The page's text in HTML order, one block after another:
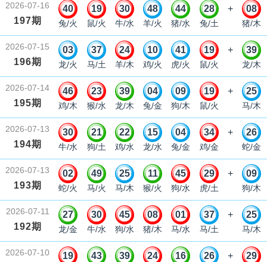
2026-07-16
197期
40
兔/火
19
鼠/火
30
牛/水
48
羊/火
44
猪/水
28
兔/土
+ 08
猪/木
2026-07-15
196期
03
龙/火
37
马/土
24
羊/木
10
鸡/火
41
虎/火
19
鼠/火
+ 39
龙/木
2026-07-14
195期
46
鸡/木
23
猴/水
39
龙/木
04
兔/金
09
狗/木
19
鼠/火
+ 25
马/木
2026-07-13
194期
30
牛/水
21
狗/土
22
鸡/水
15
龙/水
04
兔/金
34
鸡/金
+ 26
蛇/金
2026-07-13
193期
02
蛇/火
49
马/火
25
马/木
11
猴/火
45
狗/水
29
虎/土
+ 09
狗/木
2026-07-11
192期
27
龙/金
30
牛/水
45
狗/水
08
猪/木
01
马/水
37
马/土
+ 25
马/木
2026-07-10 19 43 39 24 16 26 + 29